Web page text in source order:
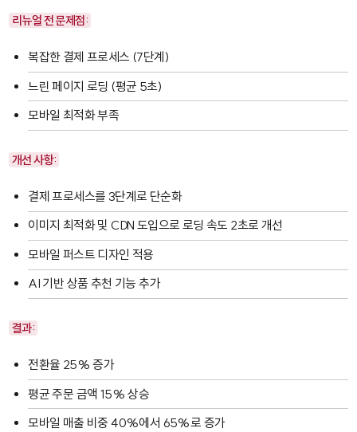
리뉴얼 전 문제점:
복잡한 결제 프로세스 (7단계)
느린 페이지 로딩 (평균 5초)
모바일 최적화 부족
개선 사항:
결제 프로세스를 3단계로 단순화
이미지 최적화 및 CDN 도입으로 로딩 속도 2초로 개선
모바일 퍼스트 디자인 적용
AI 기반 상품 추천 기능 추가
결과:
전환율 25% 증가
평균 주문 금액 15% 상승
모바일 매출 비중 40%에서 65%로 증가